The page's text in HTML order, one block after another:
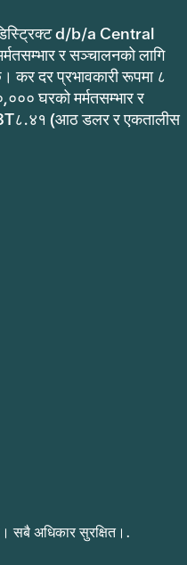
d/b/a Central
र सञ्चालनको लागि
कर दर प्रभावकारी रूपमा ८
घरको मर्मतसम्भार र
(आठ डलर र एकतालीस
सबै अधिकार सुरक्षित।.